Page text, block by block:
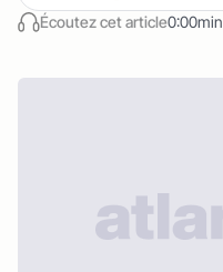
Écoutez cet article0:00min